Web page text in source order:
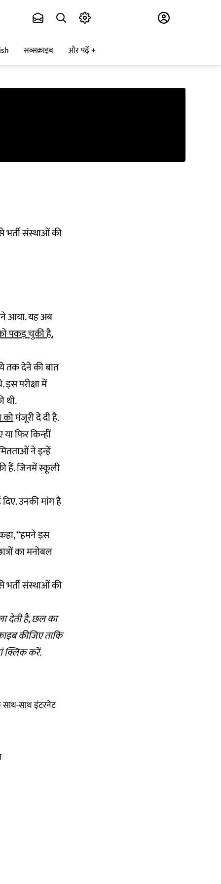
सब्सक्राइब और पढ़ें
भर्ती संस्थाओं की
आया. यह अब
पकड़ चुकी है.
तक देने की बात
परीक्षा में
थी.
कोमंजूरी दे दी है.
फिर किन्हीं
ने इन्हें
हैं. जिनमें स्कूली
उनकी मांग है
“हमने इस
का मनोबल
भर्ती संस्थाओं की
देती है, छल का
कीजिए ताकि
क्लिककरें.
साथ-साथ इंटरनेट